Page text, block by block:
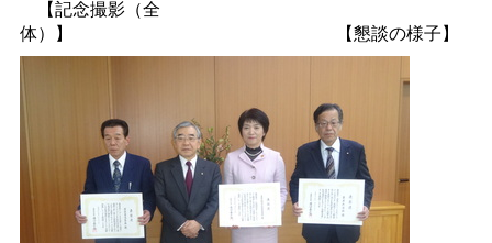
【記念撮影（全
体） 】 【懇談の様子】